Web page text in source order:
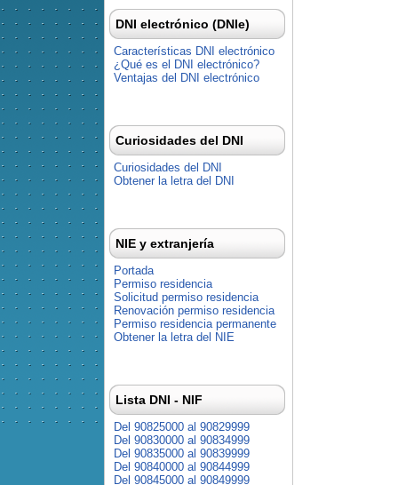
DNI electrónico (DNIe)
Características DNI electrónico
¿Qué es el DNI electrónico?
Ventajas del DNI electrónico
Curiosidades del DNI
Curiosidades del DNI
Obtener la letra del DNI
NIE y extranjería
Portada
Permiso residencia
Solicitud permiso residencia
Renovación permiso residencia
Permiso residencia permanente
Obtener la letra del NIE
Lista DNI - NIF
Del 90825000 al 90829999
Del 90830000 al 90834999
Del 90835000 al 90839999
Del 90840000 al 90844999
Del 90845000 al 90849999